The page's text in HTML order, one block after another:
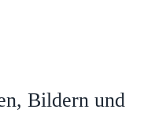
Bildern und